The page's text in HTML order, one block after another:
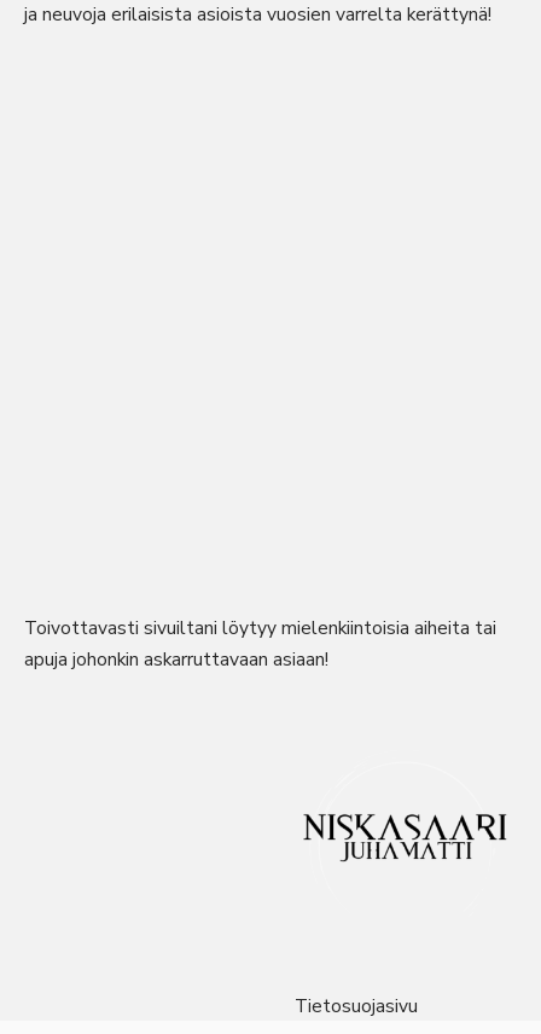
ja neuvoja erilaisista asioista vuosien varrelta kerättynä!
Toivottavasti sivuiltani löytyy mielenkiintoisia aiheita tai
apuja johonkin askarruttavaan asiaan!
Tietosuojasivu